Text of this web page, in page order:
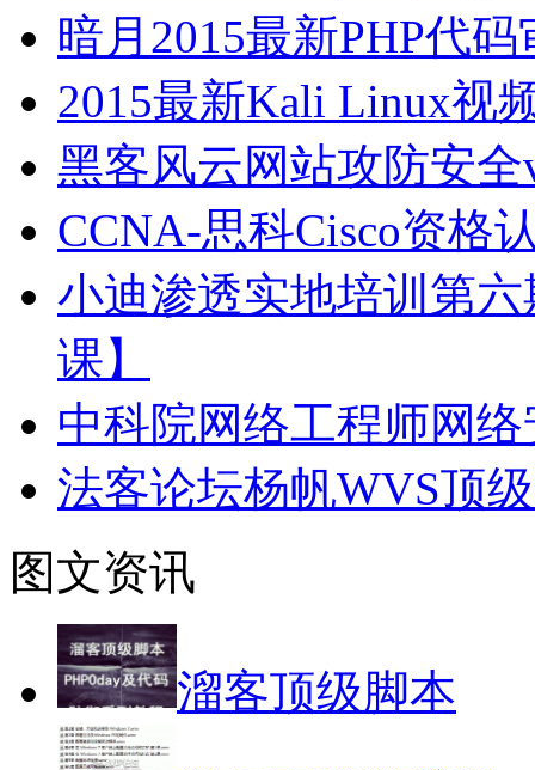
暗月2015最新PHP代
2015最新Kali Linux视
黑客风云网站攻防安
CCNA-思科Cisco资格
小迪渗透实地培训第
课】
中科院网络工程师网
法客论坛杨帆WVS顶
图文资讯
溜客顶级脚本